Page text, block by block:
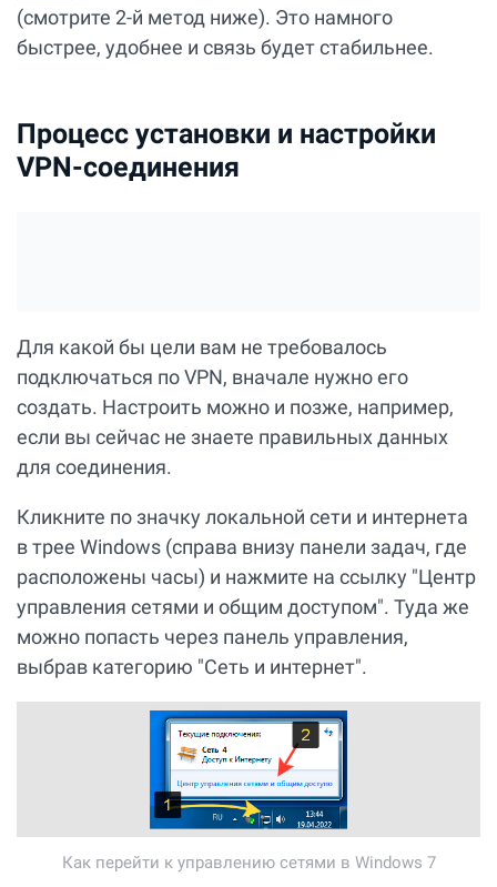
(смотрите 2-й метод ниже). Это намного
быстрее, удобнее и связь будет стабильнее.
Процесс установки и настройки
VPN-соединения
Для какой бы цели вам не требовалось
подключаться по VPN, вначале нужно его
создать. Настроить можно и позже, например,
если вы сейчас не знаете правильных данных
для соединения.
Кликните по значку локальной сети и интернета
в трее Windows (справа внизу панели задач, где
расположены часы) и нажмите на ссылку "Центр
управления сетями и общим доступом". Туда же
можно попасть через панель управления,
выбрав категорию "Сеть и интернет".
Как перейти к управлению сетями в Windows 7